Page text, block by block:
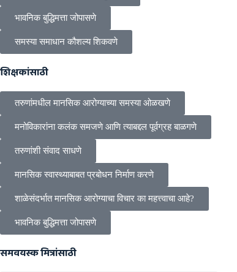
भावनिक बुद्धिमत्ता जोपासणे
समस्या समाधान कौशल्य शिकवणे
शिक्षकांसाठी
तरुणांमधील मानसिक आरोग्याच्या समस्या ओळखणे
मनोविकारांना कलंक समजणे आणि त्याबद्दल पूर्वग्रह बाळगणे
तरुणांशी संवाद साधणे
मानसिक स्वास्थ्याबाबत प्रबोधन निर्माण करणे
शाळेसंदर्भात मानसिक आरोग्याचा विचार का महत्त्वाचा आहे?
भावनिक बुद्धिमत्ता जोपासणे
समवयस्क मित्रांसाठी